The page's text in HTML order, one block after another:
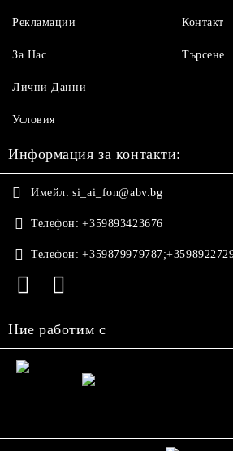
Рекламации
За Нас
Контакт
Търсене
Лични Данни
Условия
Информация за контакти:
Имейл: si_ai_fon@abv.bg
Телефон: +359893423676
Телефон:
Ние работим с